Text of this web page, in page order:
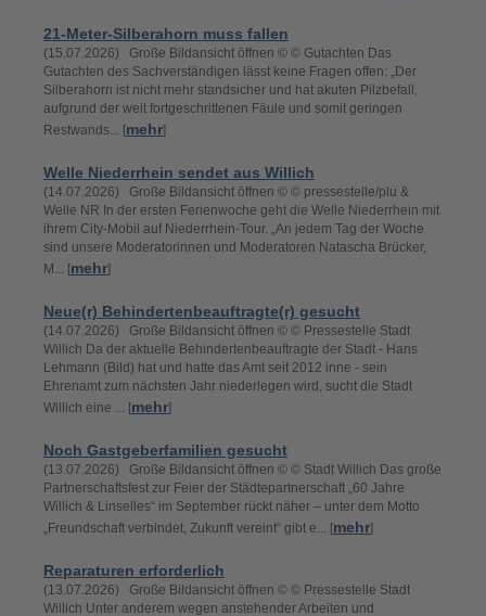
21-Meter-Silberahorn muss fallen
(15.07.2026) Große Bildansicht öffnen © © Gutachten Das
Gutachten des Sachverständigen lässt keine Fragen offen: „Der
Silberahorn ist nicht mehr standsicher und hat akuten Pilzbefall,
aufgrund der weit fortgeschrittenen Fäule und somit geringen
Restwands... [mehr]
Welle Niederrhein sendet aus Willich
(14.07.2026) Große Bildansicht öffnen © © pressestelle/plu &
Welle NR In der ersten Ferienwoche geht die Welle Niederrhein mit
ihrem City-Mobil auf Niederrhein-Tour. „An jedem Tag der Woche
sind unsere Moderatorinnen und Moderatoren Natascha Brücker,
M... [mehr]
Neue(r) Behindertenbeauftragte(r) gesucht
(14.07.2026) Große Bildansicht öffnen © © Pressestelle Stadt
Willich Da der aktuelle Behindertenbeauftragte der Stadt - Hans
Lehmann (Bild) hat und hatte das Amt seit 2012 inne - sein
Ehrenamt zum nächsten Jahr niederlegen wird, sucht die Stadt
Willich eine ... [mehr]
Noch Gastgeberfamilien gesucht
(13.07.2026) Große Bildansicht öffnen © © Stadt Willich Das große
Partnerschaftsfest zur Feier der Städtepartnerschaft „60 Jahre
Willich & Linselles“ im September rückt näher – unter dem Motto
„Freundschaft verbindet, Zukunft vereint“ gibt e... [mehr]
Reparaturen erforderlich
(13.07.2026) Große Bildansicht öffnen © © Pressestelle Stadt
Willich Unter anderem wegen anstehender Arbeiten und